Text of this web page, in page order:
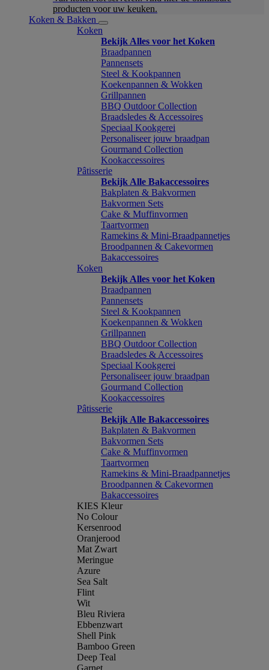
producten voor uw keuken.
Koken & Bakken
Koken
Bekijk Alles voor het Koken
Braadpannen
Pannensets
Steel & Kookpannen
Koekenpannen & Wokken
Grillpannen
BBQ Outdoor Collection
Braadsledes & Accessoires
Speciaal Kookgerei
Personaliseer jouw braadpan
Gourmand Collection
Kookaccessoires
Pâtisserie
Bekijk Alle Bakaccessoires
Bakplaten & Bakvormen
Bakvormen Sets
Cake & Muffinvormen
Taartvormen
Ramekins & Mini-Braadpannetjes
Broodpannen & Cakevormen
Bakaccessoires
Koken
Bekijk Alles voor het Koken
Braadpannen
Pannensets
Steel & Kookpannen
Koekenpannen & Wokken
Grillpannen
BBQ Outdoor Collection
Braadsledes & Accessoires
Speciaal Kookgerei
Personaliseer jouw braadpan
Gourmand Collection
Kookaccessoires
Pâtisserie
Bekijk Alle Bakaccessoires
Bakplaten & Bakvormen
Bakvormen Sets
Cake & Muffinvormen
Taartvormen
Ramekins & Mini-Braadpannetjes
Broodpannen & Cakevormen
Bakaccessoires
KIES Kleur
No Colour
Kersenrood
Oranjerood
Mat Zwart
Meringue
Azure
Sea Salt
Flint
Wit
Bleu Riviera
Ebbenzwart
Shell Pink
Bamboo Green
Deep Teal
Garnet